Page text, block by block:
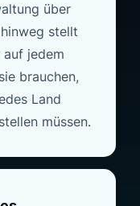
über
stellt
auf jedem
brauchen,
Land
müssen.